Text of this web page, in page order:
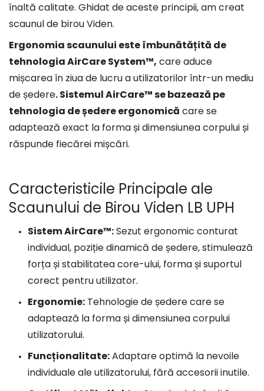
înaltă calitate. Ghidat de aceste principii, am creat
scaunul de birou Viden.
Ergonomia scaunului este îmbunătățită de
tehnologia AirCare System™, care aduce
mișcarea în ziua de lucru a utilizatorilor într-un mediu
de ședere. Sistemul AirCare™ se bazează pe
tehnologia de ședere ergonomică care se
adaptează exact la forma și dimensiunea corpului și
răspunde fiecărei mișcări.
Caracteristicile Principale ale
Scaunului de Birou Viden LB UPH
Sistem AirCare™:Sezut ergonomic conturat
individual, poziție dinamică de ședere, stimulează
forța și stabilitatea core-ului, forma și suportul
corect pentru utilizator.
Ergonomie: Tehnologie de ședere care se
adaptează la forma și dimensiunea corpului
utilizatorului.
Funcționalitate:Adaptare optimă la nevoile
individuale ale utilizatorului, fără accesorii inutile.